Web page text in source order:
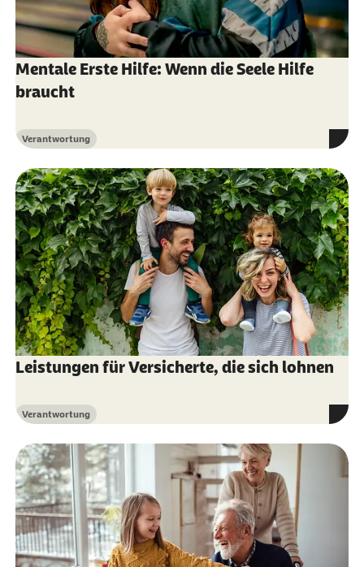
Mentale Erste Hilfe: Wenn die Seele Hilfe
braucht
Kategorie
Verantwortung
Leistungen für Versicherte, die sich lohnen
Kategorie
Verantwortung